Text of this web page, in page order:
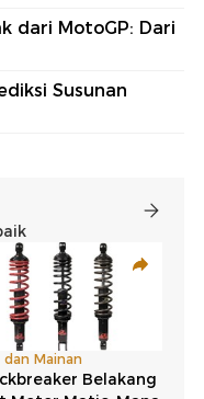
dari MotoGP: Dari
Susunan